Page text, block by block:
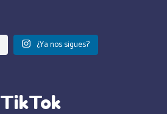
¿Ya nos sigues?
TikTok